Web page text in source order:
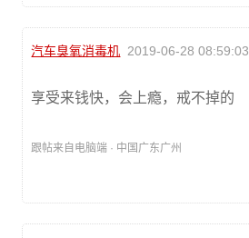
汽车臭氧消毒机 2019-06-28 08:59:03
享受来钱快，会上瘾，戒不掉的
跟帖来自电脑端 · 中国广东广州